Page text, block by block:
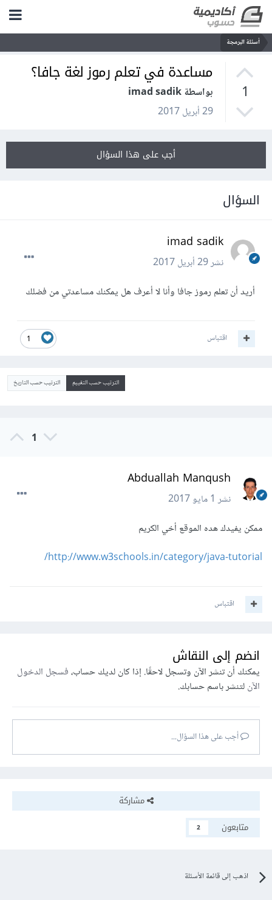
أسئلة البرمجة
1
مساعدة في تعلم رموز لغة جافا؟
بواسطة imad sadik
29 أبريل 2017
أجب على هذا السؤال
السؤال
imad sadik
نشر29 أبريل 2017
أريد أن تعلم رموز جافا وأنا لا أعرف هل يمكنك مساعدتي من فضلك
1 اقتباس
الترتيب حسب التقييم الترتيب حسب التاريخ
1
Abduallah Manqush
نشر1 مايو 2017
ممكن يفيدك هده الموقع أخي الكريم
http://www.w3schools.in/category/java-tutorial/
اقتباس
انضم إلى النقاش
يمكنك أن تنشر الآن وتسجل لاحقًا. إذا كان لديك حساب،فسجل الدخول
الآنلتنشر باسم حسابك.
أجب على هذا السؤال...
مشاركة
متابعون
2
اذهب إلى قائمة الأسئلة